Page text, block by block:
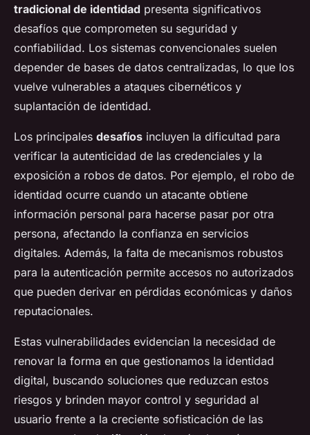
tradicional de identidad presenta significativos
desafíos que comprometen su seguridad y
confiabilidad. Los sistemas convencionales suelen
depender de bases de datos centralizadas, lo que los
vuelve vulnerables a ataques cibernéticos y
suplantación de identidad.
Los principales desafíos incluyen la dificultad para
verificar la autenticidad de las credenciales y la
exposición a robos de datos. Por ejemplo, el robo de
identidad ocurre cuando un atacante obtiene
información personal para hacerse pasar por otra
persona, afectando la confianza en servicios
digitales. Además, la falta de mecanismos robustos
para la autenticación permite accesos no autorizados
que pueden derivar en pérdidas económicas y daños
reputacionales.
Estas vulnerabilidades evidencian la necesidad de
renovar la forma en que gestionamos la identidad
digital, buscando soluciones que reduzcan estos
riesgos y brinden mayor control y seguridad al
usuario frente a la creciente sofisticación de las